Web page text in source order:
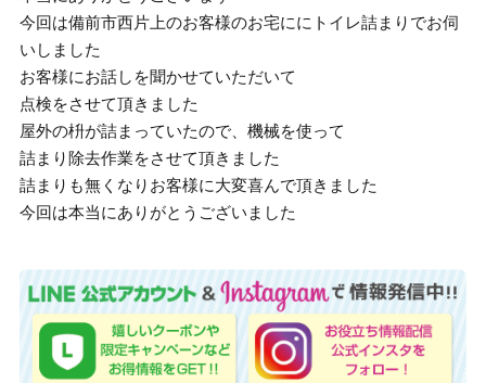
今回は備前市西片上のお客様のお宅ににトイレ詰まりでお伺
いしました
お客様にお話しを聞かせていただいて
点検をさせて頂きました
屋外の枡が詰まっていたので、機械を使って
詰まり除去作業をさせて頂きました
詰まりも無くなりお客様に大変喜んで頂きました
今回は本当にありがとうございました